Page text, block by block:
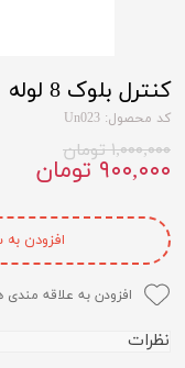
کنترل بلوک 8 لوله
کد محصول: Un023
۱,۰۰۰,۰۰۰ تومان
۹۰۰,۰۰۰ تومان
افزودن
افزودن به علاقه مندی
نظرات